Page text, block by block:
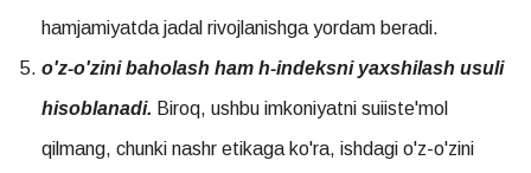
hamjamiyatda jadal rivojlanishga yordam beradi.
o'z-o'zini baholash ham h-indeksni yaxshilash usuli
hisoblanadi. Biroq, ushbu imkoniyatni suiiste'mol
qilmang, chunki nashr etikaga ko'ra, ishdagi o'z-o'zini